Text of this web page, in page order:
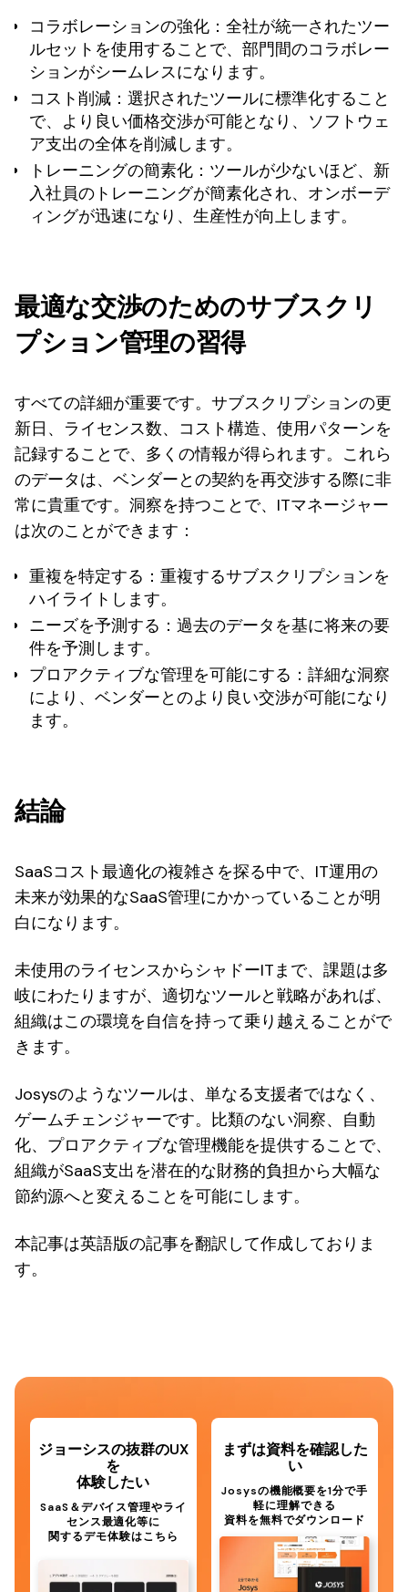
コラボレーションの強化 ：全社が統一されたツー
ルセットを使用することで、部門間のコラボレー
ションがシームレスになります。
コスト削減 ：選択されたツールに標準化すること
で、より良い価格交渉が可能となり、ソフトウェ
ア支出の全体を削減します。
トレーニングの簡素化 ：ツールが少ないほど、新
入社員のトレーニングが簡素化され、オンボーデ
ィングが迅速になり、生産性が向上します。
最適な交渉のためのサブスクリ
プション管理の習得
すべての詳細が重要です。サブスクリプションの更
新日、ライセンス数、コスト構造、使用パターンを
記録することで、多くの情報が得られます。これら
のデータは、ベンダーとの契約を再交渉する際に非
常に貴重です。洞察を持つことで、ITマネージャー
は次のことができます：
重複を特定する ：重複するサブスクリプションを
ハイライトします。
ニーズを予測する ：過去のデータを基に将来の要
件を予測します。
プロアクティブな管理を可能にする ：詳細な洞察
により、ベンダーとのより良い交渉が可能になり
ます。
結論
SaaSコスト最適化の複雑さを探る中で、IT運用の
未来が効果的なSaaS管理にかかっていることが明
白になります。
未使用のライセンスからシャドーITまで、課題は多
岐にわたりますが、適切なツールと戦略があれば、
組織はこの環境を自信を持って乗り越えることがで
きます。
Josysのようなツールは、単なる支援者ではなく、
ゲームチェンジャーです。比類のない洞察、自動
化、プロアクティブな管理機能を提供することで、
組織がSaaS支出を潜在的な財務的負担から大幅な
節約源へと変えることを可能にします。
本記事は英語版の記事を翻訳して作成しておりま
す。
ジョーシスの抜群のUX
を
体験したい
SaaS＆デバイス管理やライ
センス最適化等に
関するデモ体験はこちら
まずは資料を確認した
い
Josysの機能概要を1分で手
軽に理解できる
資料を無料でダウンロード